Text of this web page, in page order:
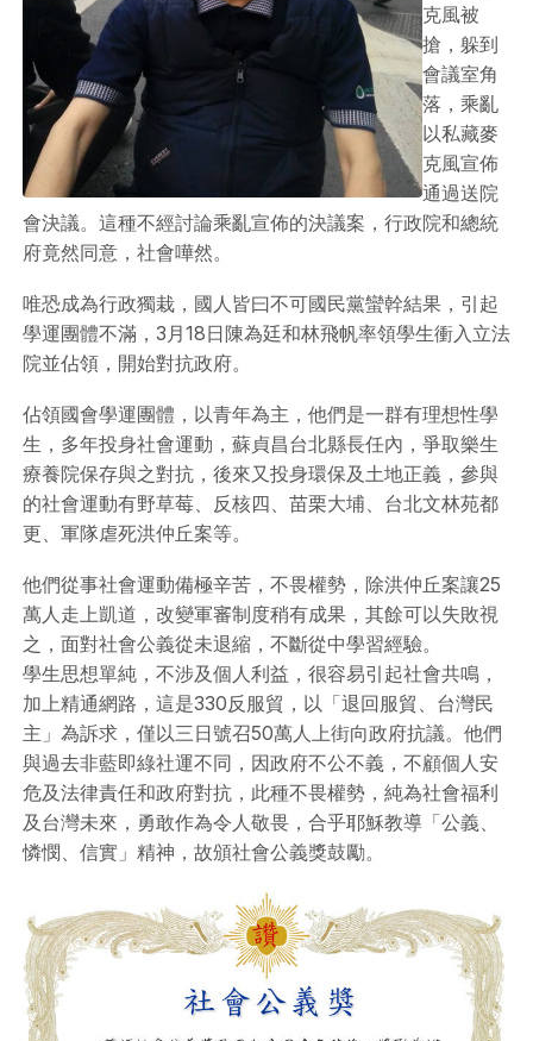
克風被
搶，躲到
會議室角
落，乘亂
以私藏麥
克風宣佈
通過送院
會決議。這種不經討論乘亂宣佈的決議案，行政院和總統
府竟然同意，社會嘩然。
唯恐成為行政獨栽，國人皆曰不可國民黨蠻幹結果，引起
學運團體不滿，3月18日陳為廷和林飛帆率領學生衝入立法
院並佔領，開始對抗政府。
佔領國會學運團體，以青年為主，他們是一群有理想性學
生，多年投身社會運動，蘇貞昌台北縣長任內，爭取樂生
療養院保存與之對抗，後來又投身環保及土地正義，參與
的社會運動有野草莓、反核四、苗栗大埔、台北文林苑都
更、軍隊虐死洪仲丘案等。
他們從事社會運動備極辛苦，不畏權勢，除洪仲丘案讓25
萬人走上凱道，改變軍審制度稍有成果，其餘可以失敗視
之，面對社會公義從未退縮，不斷從中學習經驗。
學生思想單純，不涉及個人利益，很容易引起社會共鳴，
加上精通網路，這是330反服貿，以「退回服貿、台灣民
主」為訴求，僅以三日號召50萬人上街向政府抗議。他們
與過去非藍即綠社運不同，因政府不公不義，不顧個人安
危及法律責任和政府對抗，此種不畏權勢，純為社會福利
及台灣未來，勇敢作為令人敬畏，合乎耶穌教導「公義、
憐憫、信實」精神，故頒社會公義獎鼓勵。